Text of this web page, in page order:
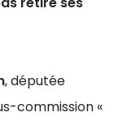
, députée
commission «